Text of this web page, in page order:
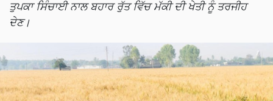
ਤੁਪਕਾ ਸਿੰਚਾਈ ਨਾਲ ਬਹਾਰ ਰੁੱਤ ਵਿੱਚ ਮੱਕੀ ਦੀ ਖੇਤੀ ਨੂੰ ਤਰਜੀਹ
ਦੇਣ।